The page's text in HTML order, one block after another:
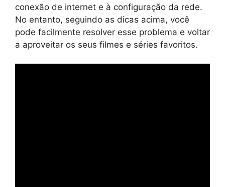
conexão de internet e à configuração da rede.
No entanto, seguindo as dicas acima, você
pode facilmente resolver esse problema e voltar
a aproveitar os seus filmes e séries favoritos.